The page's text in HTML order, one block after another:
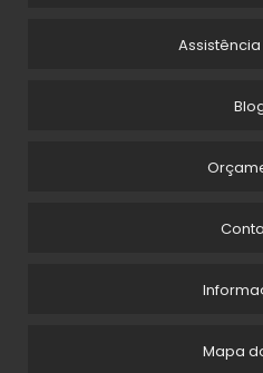
LAVADORA DE PISO INDUSTRIAL
LAVADORA INDUSTRIAL DE PISOSMapa